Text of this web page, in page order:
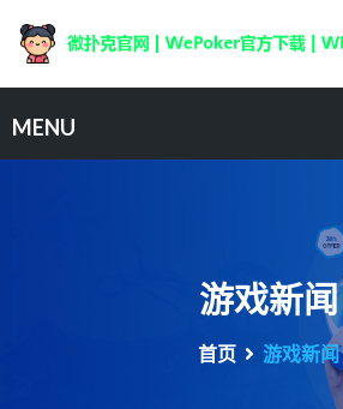
游戏新闻
首页 游戏新闻